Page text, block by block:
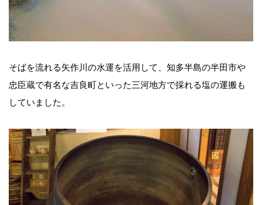
そばを流れる矢作川の水運を活用して、知多半島の半田市や
忠臣蔵で有名な吉良町といった三河地方で採れる塩の運搬も
していました。